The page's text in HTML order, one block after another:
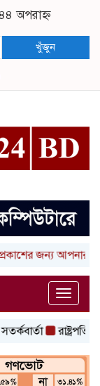
অপরাহ্ন
খুঁজুন
আপনার লিখা
Toggle
রাষ্ট্রপতি